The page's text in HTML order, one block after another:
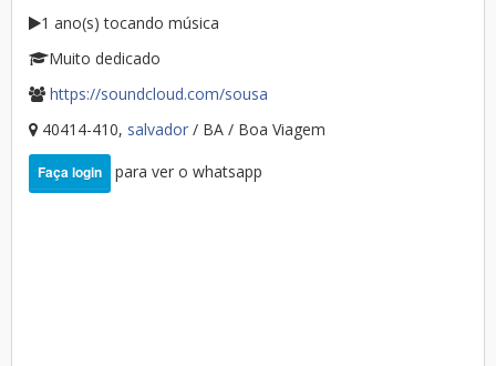
1 ano(s) tocando música
Muito dedicado
https://soundcloud.com/sousa
40414-410, salvador / BA / Boa Viagem
Faça login para ver o whatsapp